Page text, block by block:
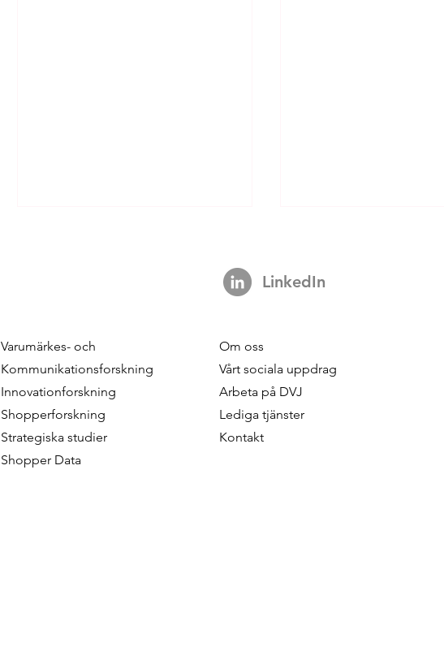
Customer Motivation -
Leveraging The Soft Power
Dimension Of Segmentation
For More Strategic
Marketing
Preference-based
Segmentation: When
Segmentation
Varumärkes- och
Kommunikationsforskning
Innovationforskning
Shopperforskning
Strategiska studier
Shopper Data
LinkedIn
Om oss
Vårt sociala uppdrag
Arbeta på DVJ
Lediga tjänster
Kontakt